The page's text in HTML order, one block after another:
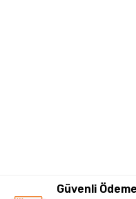
Güvenli Ödeme